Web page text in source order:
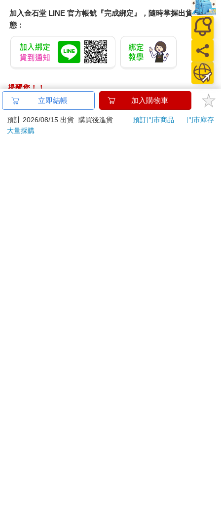
加入金石堂 LINE 官方帳號『完成綁定』，隨時掌握出貨動
態：
提醒您！！
金石堂及銀行均不會請您操作ATM! 如接獲電話要求您前往
ATM提款機，請不要聽從指示，以免受騙上當！
退換貨須知：
立即結帳 加入購物車
預計 2026/08/15 出貨 購買後進貨 預訂門市商品
門市庫存
大量採購